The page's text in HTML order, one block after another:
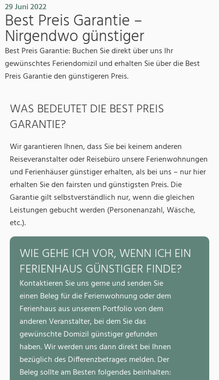
29 Juni 2022
Best Preis Garantie –
Nirgendwo günstiger
Best Preis Garantie: Buchen Sie direkt über uns Ihr
gewünschtes Feriendomizil und erhalten Sie über die Best
Preis Garantie den günstigeren Preis.
WAS BEDEUTET DIE BEST PREIS
GARANTIE?
Wir garantieren Ihnen, dass Sie bei keinem anderen
Reiseveranstalter oder Reisebüro unsere Ferienwohnungen
und Ferienhäuser günstiger erhalten, als bei uns – nur hier
erhalten Sie den fairsten und günstigsten Preis. Die
Garantie gilt selbstverständlich nur, wenn die gleichen
Leistungen gebucht werden (Personenanzahl, Wäsche,
etc.).
WIE GEHE ICH VOR, WENN ICH EIN
FERIENHAUS GÜNSTIGER FINDE?
Kontaktieren Sie uns gerne und senden Sie
einen Beleg für die Ferienwohnung oder dem
Ferienhaus aus unserem Portfolio von dem
anderen Veranstalter, bei dem Sie das
gewünschte Domizil günstiger gefunden
haben. Wir werden uns dann direkt bei Ihnen
bezüglich des Differenzbetrages melden. Der
Beleg sollte am Besten folgendes beinhalten: